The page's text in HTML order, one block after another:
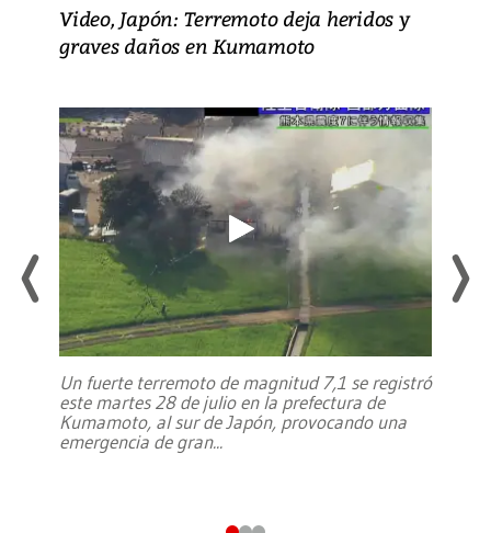
Video, Japón: Terremoto deja heridos y
graves daños en Kumamoto
Un fuerte terremoto de magnitud 7,1 se registró
este martes 28 de julio en la prefectura de
Kumamoto, al sur de Japón, provocando una
emergencia de gran...